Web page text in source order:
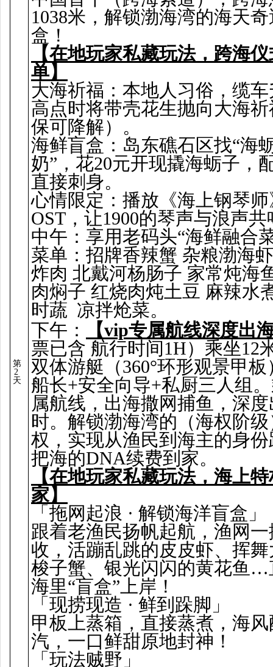
第
2
天
1038米，解锁渤海湾的海天
盒！
【在地玩家私藏玩法，跨海
单】
大海祈福：本地人习俗，缆
高点时将带壳花生抛向大海
保可降解）。
海鲜盲盒：岛东礁石区找“海
奶”，花20元开现撬海蛎子，
直接刺身。
心情限定：播放《海上钢琴师
OST，让1900的琴声与浪声共
中午：享用老码头“海鲜融合
菜单：招牌香辣蟹 杂粮渤海
炸肉 北戴河杨肠子 家常炖海
肉焖子 红烧肉炖土豆 麻辣水
时蔬 凉拌炝菜。
下午：
【vip专属航线深度出
票已含 航行时间1H）乘坐12
双体游艇（360°环形观景甲板
船长+安全向导+私厨三人组
属航线，出海撒网捕鱼，深
时。解锁渤海湾的（海权阶
权，实现从渔民到海主的身
把海的DNA续费到家。
【在地玩家私藏玩法，海上
家】
「拖网起浪 · 解锁海洋盲盒」
跟着老渔民扬帆起航，渔网
收，活蹦乱跳的皮皮虾、挥
梭子蟹、银光闪闪的黄花鱼…
海里“盲盒”上岸！
「现捞现造 · 鲜到跺脚」
甲板上蒸箱，直接蒸煮，海
汽，一口鲜甜原地封神！
「玩法贼野」